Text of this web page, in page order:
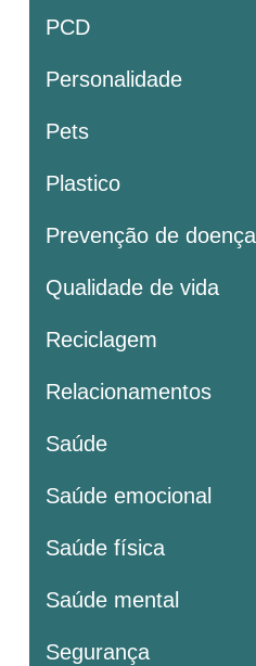
PCD
Personalidade
Pets
Plastico
Prevenção de
Qualidade de vida
Reciclagem
Relacionamentos
Saúde
Saúde emocional
Saúde física
Saúde mental
Segurança